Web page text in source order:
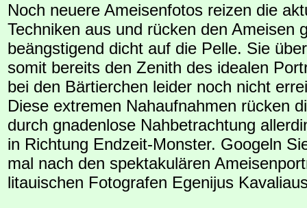
Noch neuere Ameisenfotos reizen die
Techniken aus und rücken den Ameisen
beängstigend dicht auf die Pelle. Sie
somit bereits den Zenith des idealen
bei den Bärtierchen leider noch nicht
Diese extremen Nahaufnahmen rücken
durch gnadenlose Nahbetrachtung
in Richtung Endzeit-Monster. Googeln
mal nach den spektakulären
litauischen Fotografen Egenijus